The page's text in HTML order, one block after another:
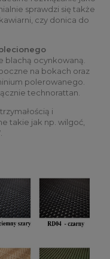
sprawdzi się także
czy donica do
blachą ocynkowaną.
na bokach oraz
polerowanego.
technorattan.
i
takie jak np. wilgoć,